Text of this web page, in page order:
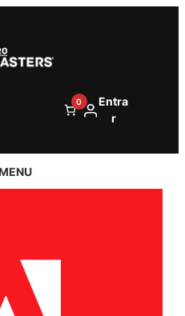
0
Entra
r